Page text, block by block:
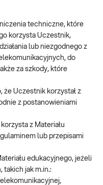
techniczne, które
korzysta Uczestnik,
lub niezgodnego z
do
za szkody, które
że Uczestnik korzystał z
z postanowieniami
z Materiału
lub przepisami
edukacyjnego, jeżeli
takich jak m.in.: